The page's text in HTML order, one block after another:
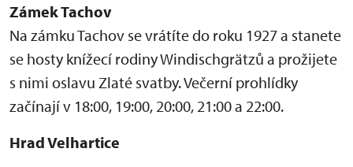
Zámek Tachov
Na zámku Tachov se vrátíte do roku 1927 a stanete
se hosty knížecí rodiny Windischgrätzů a prožijete
s nimi oslavu Zlaté svatby. Večerní prohlídky
začínají v 18:00, 19:00, 20:00, 21:00 a 22:00.
Hrad Velhartice